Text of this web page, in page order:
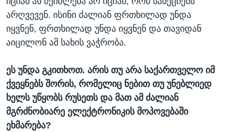
არღვევენ. ისინი ძალიან ფრთხილად უნდა
იყვნენ, ფრთხილად უნდა იყვნენ და თავიდან
აიცილონ ამ სახის ვაჭრობა.
ეს უნდა გკითხოთ. არის თუ არა საქართველო იმ
ქვეყნებს შორის, რომელიც ნებით თუ უნებლიედ
ხელს უწყობს რუსეთს და მათ ამ ძალიან
მგრძნობიარე ელექტრონიკის მოპოვებაში
ეხმარება?